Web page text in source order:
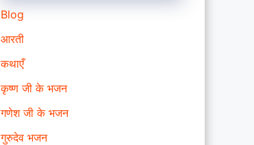
Blog
आरती
कथाएँ
कृष्ण जी के भजन
गणेश जी के भजन
गुरुदेव भजन